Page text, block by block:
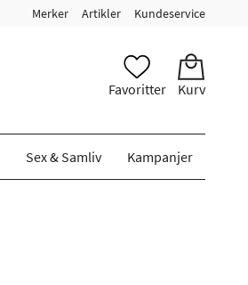
Merker Artikler Kundeservice
Favoritter Kurv
Sex & Samliv Kampanjer